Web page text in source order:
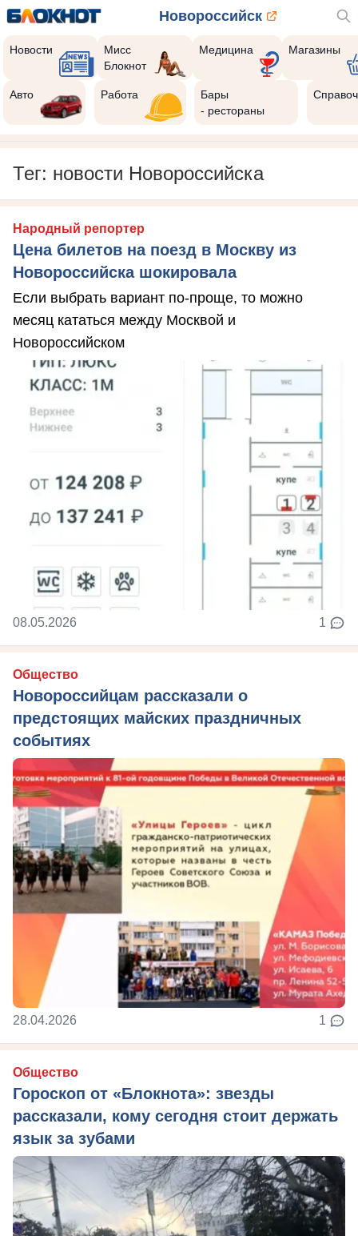
Новороссийск
Новости
Мисс
Блокнот
Медицина Магазины
Авто Работа
Бары
- рестораны
Тег: новости Новороссийска
Народный репортер
Цена билетов на поезд в Москву из
Новороссийска шокировала
Если выбрать вариант по-проще, то можно
месяц кататься между Москвой и
Новороссийском
08.05.2026 1
Общество
Новороссийцам рассказали о
предстоящих майских праздничных
событиях
28.04.2026 1
Общество
Гороскоп от «Блокнота»: звезды
рассказали, кому сегодня стоит держать
язык за зубами